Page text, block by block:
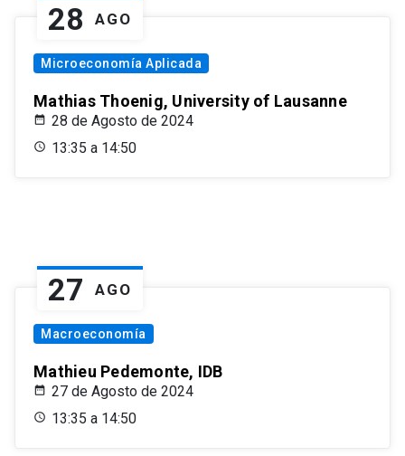
28 AGO
Microeconomía Aplicada
Mathias Thoenig, University of Lausanne
28 de Agosto de 2024
13:35 a 14:50
27 AGO
Macroeconomía
Mathieu Pedemonte, IDB
27 de Agosto de 2024
13:35 a 14:50